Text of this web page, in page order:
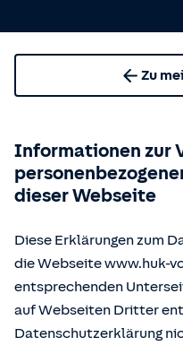
Zu
Informationen zur
dieser Webseite
Diese Erklärungen zum
die Webseite www.huk-
entsprechenden
auf Webseiten Dritter
Datenschutzerklärung